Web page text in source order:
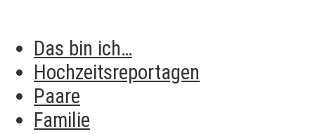
Das bin ich…
Hochzeitsreportagen
Paare
Familie